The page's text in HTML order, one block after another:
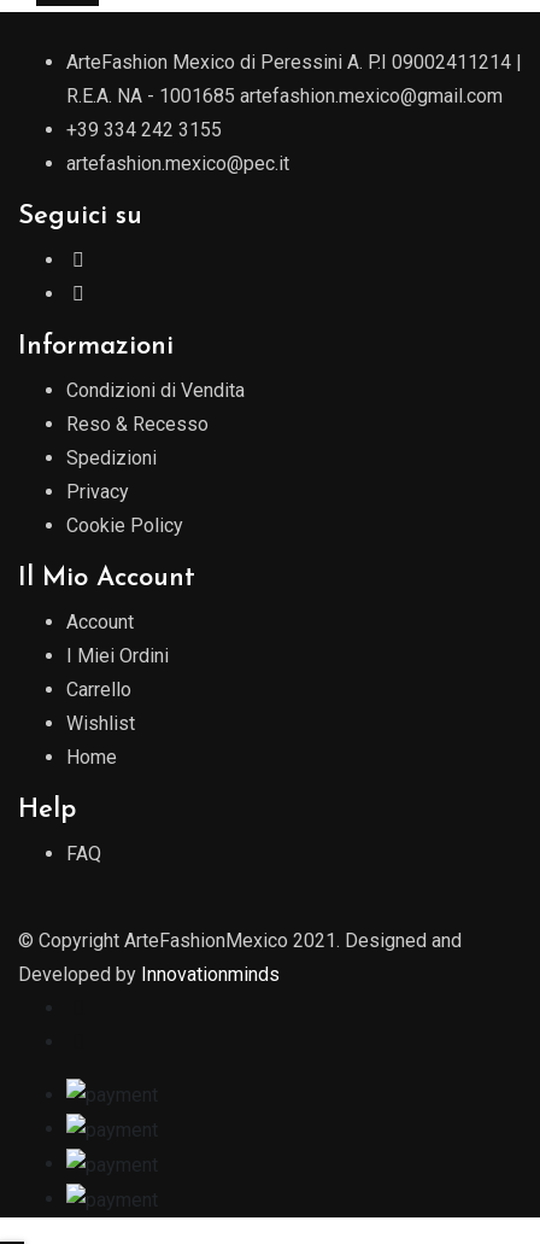
55,00€.22,00€.
ArteFashion Mexico di Peressini A. P.I 09002411214 |
R.E.A. NA - 1001685 artefashion.mexico@gmail.com
+39 334 242 3155
artefashion.mexico@pec.it
Seguici su
Informazioni
Condizioni di Vendita
Reso & Recesso
Spedizioni
Privacy
Cookie Policy
Il Mio Account
Account
I Miei Ordini
Carrello
Wishlist
Home
Help
FAQ
© Copyright ArteFashionMexico 2021. Designed and
Developed by Innovationminds